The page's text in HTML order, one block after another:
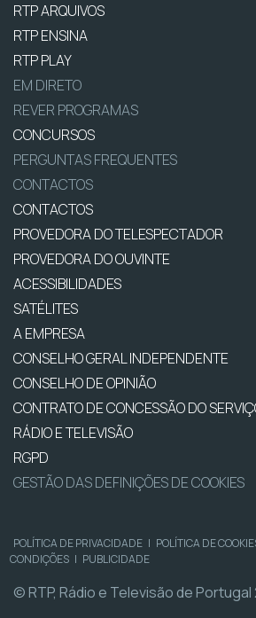
RTP ARQUIVOS
RTP ENSINA
RTP PLAY
EM DIRETO
REVER PROGRAMAS
CONCURSOS
PERGUNTAS FREQUENTES
CONTACTOS
CONTACTOS
PROVEDORA DO TELESPECTADOR
PROVEDORA DO OUVINTE
ACESSIBILIDADES
SATÉLITES
A EMPRESA
CONSELHO GERAL INDEPENDENTE
CONSELHO DE OPINIÃO
CONTRATO DE CONCESSÃO DO
RÁDIO E TELEVISÃO
RGPD
GESTÃO DAS DEFINIÇÕES DE COOKIES
POLÍTICA DE PRIVACIDADE | POLÍTICA DE
CONDIÇÕES | PUBLICIDADE
© RTP, Rádio e Televisão de Portugal